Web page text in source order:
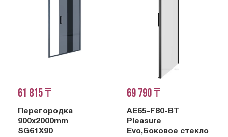
61 815 ₸
Перегородка
900x2000mm
SG61X90
69 790 ₸
AE65-F80-BT
Pleasure
Evo,Боковое стекло